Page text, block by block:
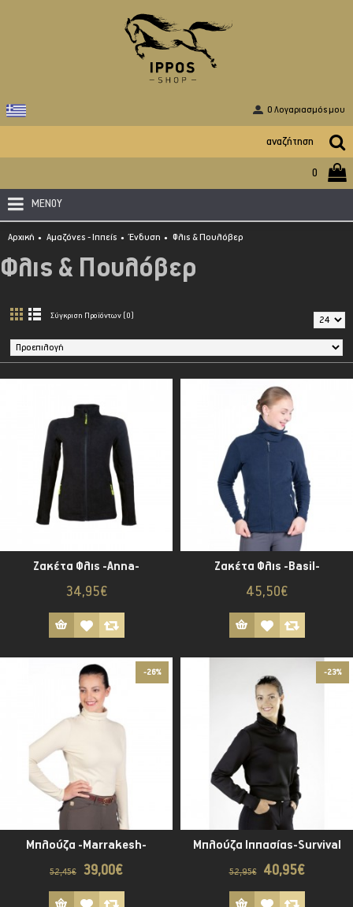
0
O Λογαριασμός μου
ΜΕΝΟΥ
Αρχική Αμαζόνες - Ιππείς Ένδυση Φλις & Πουλόβερ
Φλις & Πουλόβερ
Σύγκριση Προϊόντων (0)
Ζακέτα Φλις -Anna-
34,95€
Ζακέτα Φλις -Basil-
45,50€
-26%
Μπλούζα -Marrakesh-
52,45€ 39,00€
-23%
Μπλούζα Ιππασίας-Survival
52,95€ 40,95€